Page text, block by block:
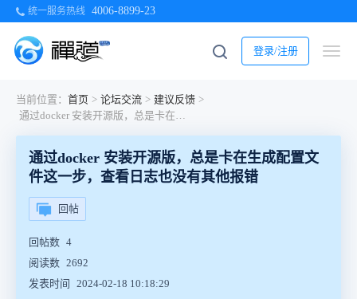
统一服务热线 4006-8899-23
登录/注册
当前位置： 首页 > 论坛交流 > 建议反馈 >
通过docker 安装开源版，总是卡在生成配置文件这一步，查看日志也没有其他报错
通过docker 安装开源版，总是卡在生成配置文
件这一步，查看日志也没有其他报错
回帖
回帖数 4
阅读数 2692
发表时间
2024-02-18 10:18:29